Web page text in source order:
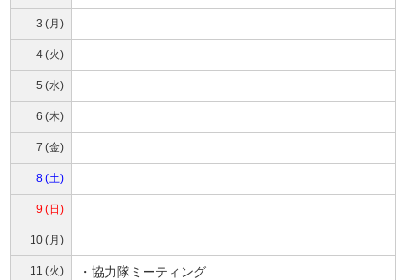
3 (月)
4 (火)
5 (水)
6 (木)
7 (金)
8 (土)
9 (日)
10 (月)
11 (火) ・協力隊ミーティング